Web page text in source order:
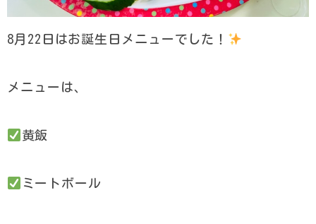
8月22日はお誕生日メニューでした！
メニューは、
黄飯
ミートボール